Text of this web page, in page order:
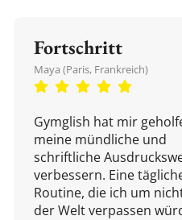
Fortschritt
Maya (Paris, Frankreich)
Gymglish hat mir
meine mündliche und
schriftliche
verbessern. Eine
Routine, die ich um
der Welt verpassen